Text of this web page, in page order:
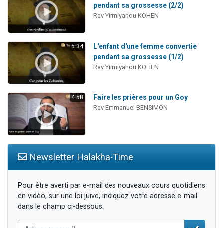
pendant sa grossesse (2/2)
Rav Yirmiyahou KOHEN
5:34
L'enfant d'une femme convertie
pendant sa grossesse (1/2)
Rav Yirmiyahou KOHEN
4:58 Faire les prières pour un Goy
Rav Emmanuel BENSIMON
Newsletter Halakha-Time
Pour être averti par e-mail des nouveaux cours quotidiens
en vidéo, sur une loi juive, indiquez votre adresse e-mail
dans le champ ci-dessous.